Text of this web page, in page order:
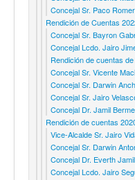
Concejal Sr. Paco
Rendición de Cuentas
Concejal Sr. Bayron
Concejal Lcdo. Jairo
Rendición de cuentas
Concejal Sr. Vicente
Concejal Sr. Darwin
Concejal Sr. Jairo
Concejal Dr. Jamil
Rendición de cuentas
Vice-Alcalde Sr. Jairo
Concejal Sr. Darwin
Concejal Dr. Everth
Concejal Lcdo. Jairo